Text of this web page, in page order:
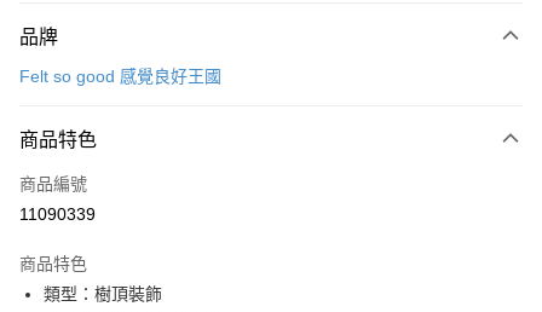
台新國際商業銀行
台灣樂天信用卡公司
元大商業銀行
玉山商業銀行
台新國際商業銀行
全盈+PAY
ATM付款
運送方式
付款後全家取貨
每筆NT$60
付款後萊爾富取貨
每筆NT$60
品牌
Felt so good 感覺良好王國
商品特色
商品編號
11090339
商品特色
類型：樹頂裝飾